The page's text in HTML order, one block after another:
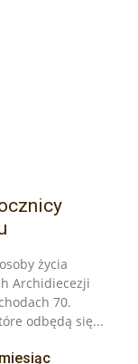
życia
Archidiecezji
70.
odbędą się...